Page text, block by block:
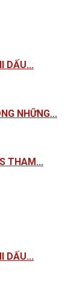
DẤU...
NHỮNG...
THAM...
DẤU...